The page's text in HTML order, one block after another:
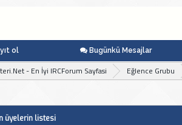
ol Bugünkü Mesajlar
- En İyi IRCForum Sayfasi Eğlence Grubu
üyelerin listesi